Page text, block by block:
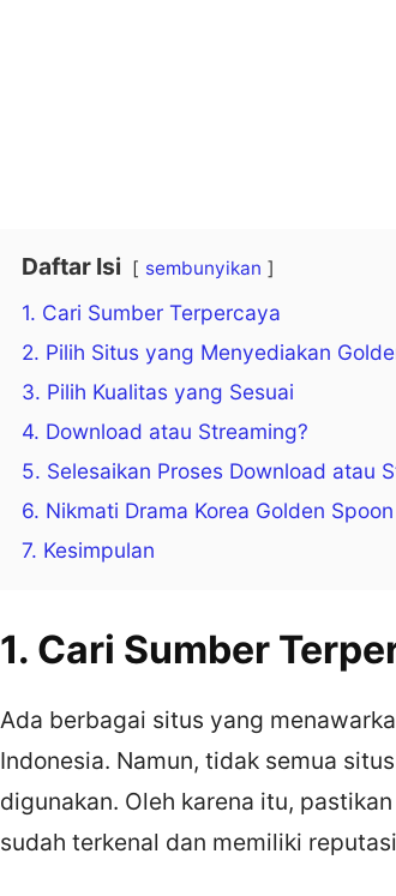
Daftar Isi sembunyikan
1. Cari Sumber Terpercaya
2. Pilih Situs yang Menyediakan
3. Pilih Kualitas yang Sesuai
4. Download atau Streaming?
5. Selesaikan Proses Download atau
6. Nikmati Drama Korea Golden
7. Kesimpulan
1. Cari Sumber
Ada berbagai situs yang
Indonesia. Namun, tidak semua
digunakan. Oleh karena itu,
sudah terkenal dan memiliki